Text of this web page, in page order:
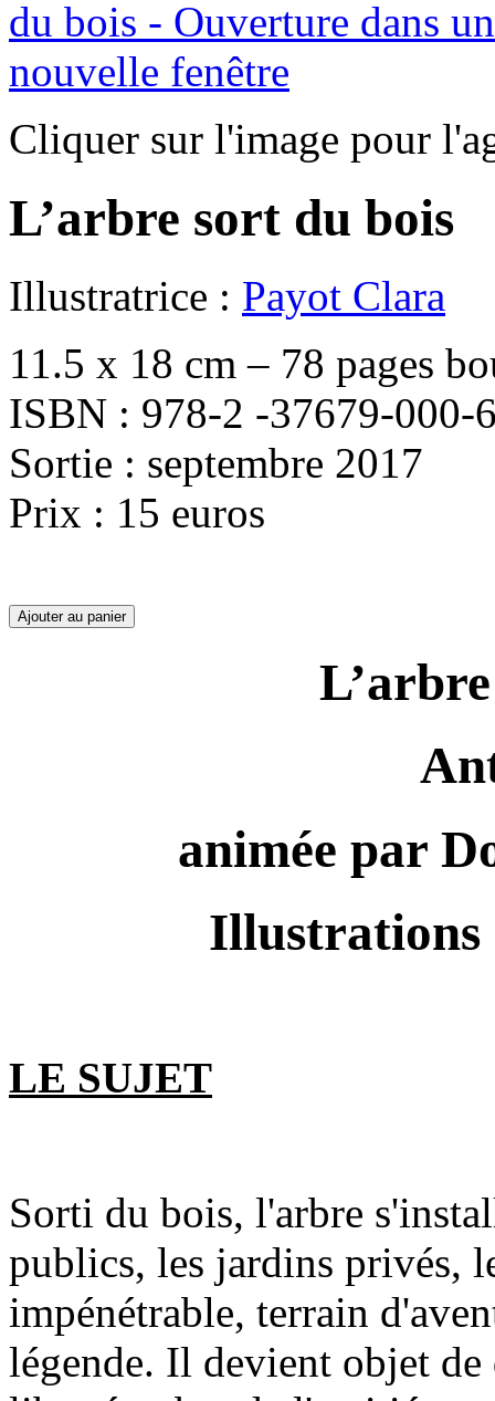
Cliquer sur l'image pour
L’arbre sort du bois
Illustratrice : Payot Clara
11.5 x 18 cm – 78 pages
ISBN : 978-2 -37679-000-
Sortie : septembre 2017
Prix : 15 euros
animée par
Illustrations
LE SUJET
Sorti du bois, l'arbre
publics, les jardins privés,
impénétrable, terrain
légende. Il devient objet